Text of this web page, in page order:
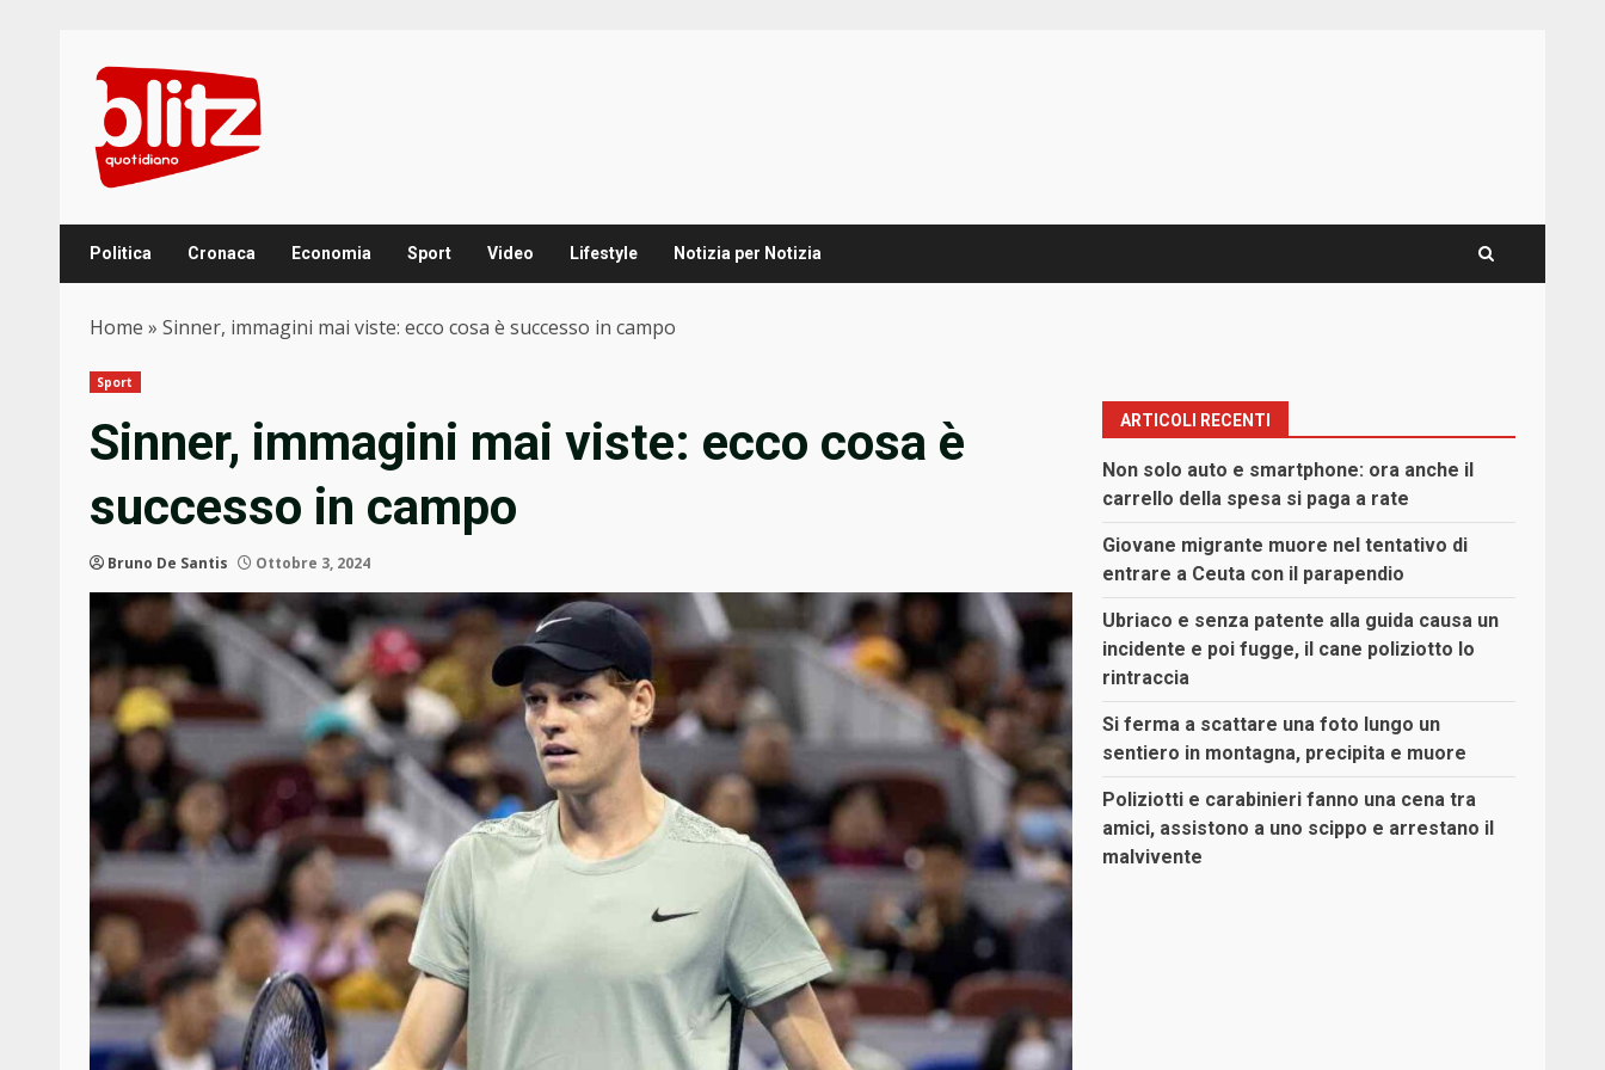
content
Politica Cronaca Economia Sport Video Lifestyle Notizia per Notizia
Home » Sinner, immagini mai viste: ecco cosa è successo in campo
Sport
Sinner, immagini mai viste: ecco cosa è
successo in campo
Bruno De Santis Ottobre 3, 2024
ARTICOLI RECENTI
Non solo auto e smartphone: ora anche il
carrello della spesa si paga a rate
Giovane migrante muore nel tentativo di
entrare a Ceuta con il parapendio
Ubriaco e senza patente alla guida causa un
incidente e poi fugge, il cane poliziotto lo
rintraccia
Si ferma a scattare una foto lungo un
sentiero in montagna, precipita e muore
Poliziotti e carabinieri fanno una cena tra
amici, assistono a uno scippo e arrestano il
malvivente